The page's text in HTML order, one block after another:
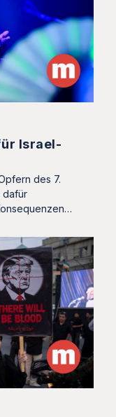
Israel-
des 7.
dafür